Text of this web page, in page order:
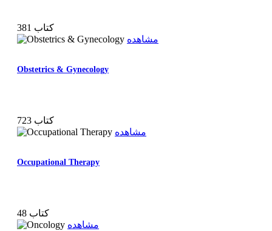
381 کتاب
مشاهده
Obstetrics & Gynecology
723 کتاب
مشاهده
Occupational Therapy
48 کتاب
مشاهده